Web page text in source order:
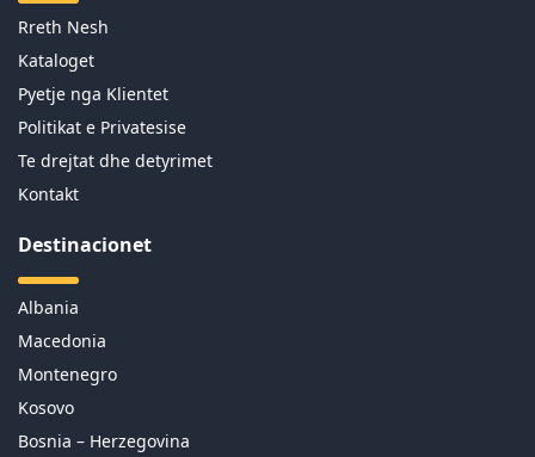
Rreth Nesh
Kataloget
Pyetje nga Klientet
Politikat e Privatesise
Te drejtat dhe detyrimet
Kontakt
Destinacionet
Albania
Macedonia
Montenegro
Kosovo
Bosnia – Herzegovina